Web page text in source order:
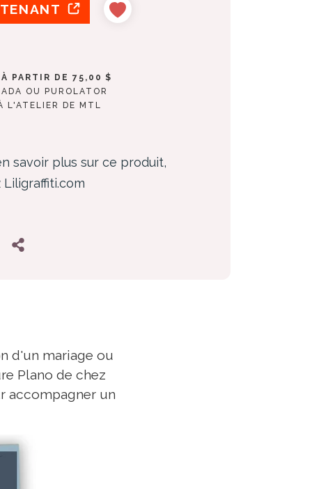
PARTIR DE 75,00 $
OU PUROLATOR
L'ATELIER DE MTL
savoir plus sur ce produit,
Liligraffiti.com
d'un mariage ou
Plano de chez
accompagner un